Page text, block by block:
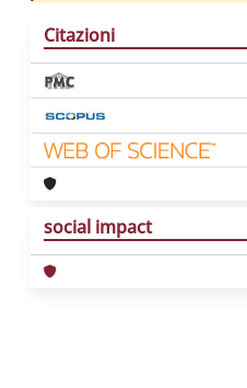
Citazioni
social impact